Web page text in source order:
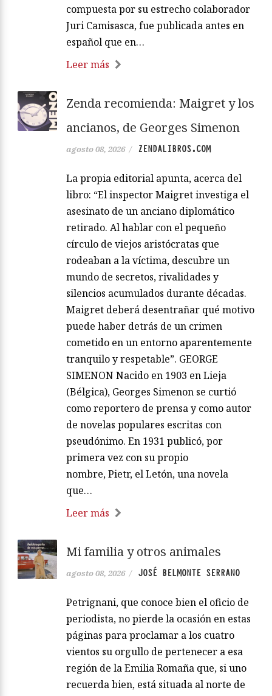
compuesta por su estrecho colaborador
Juri Camisasca, fue publicada antes en
español que en…
Leer más
Zenda recomienda: Maigret y los
ancianos, de Georges Simenon
agosto 08, 2026 / ZENDALIBROS.COM
La propia editorial apunta, acerca del
libro: “El inspector Maigret investiga el
asesinato de un anciano diplomático
retirado. Al hablar con el pequeño
círculo de viejos aristócratas que
rodeaban a la víctima, descubre un
mundo de secretos, rivalidades y
silencios acumulados durante décadas.
Maigret deberá desentrañar qué motivo
puede haber detrás de un crimen
cometido en un entorno aparentemente
tranquilo y respetable”. GEORGE
SIMENON Nacido en 1903 en Lieja
(Bélgica), Georges Simenon se curtió
como reportero de prensa y como autor
de novelas populares escritas con
pseudónimo. En 1931 publicó, por
primera vez con su propio
nombre, Pietr, el Letón, una novela
que…
Leer más
Mi familia y otros animales
agosto 08, 2026 / JOSÉ BELMONTE SERRANO
Petrignani, que conoce bien el oficio de
periodista, no pierde la ocasión en estas
páginas para proclamar a los cuatro
vientos su orgullo de pertenecer a esa
región de la Emilia Romaña que, si uno
recuerda bien, está situada al norte de